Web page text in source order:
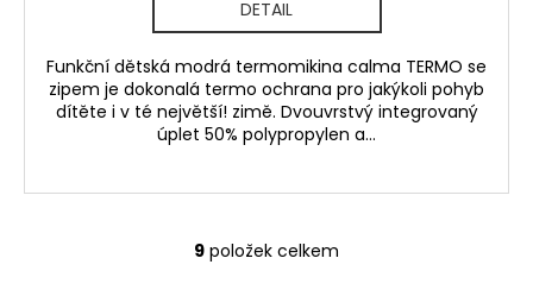
DETAIL
Funkční dětská modrá termomikina calma TERMO se
zipem je dokonalá termo ochrana pro jakýkoli pohyb
dítěte i v té největší! zimě. Dvouvrstvý integrovaný
úplet 50% polypropylen a...
O
9 položek celkem